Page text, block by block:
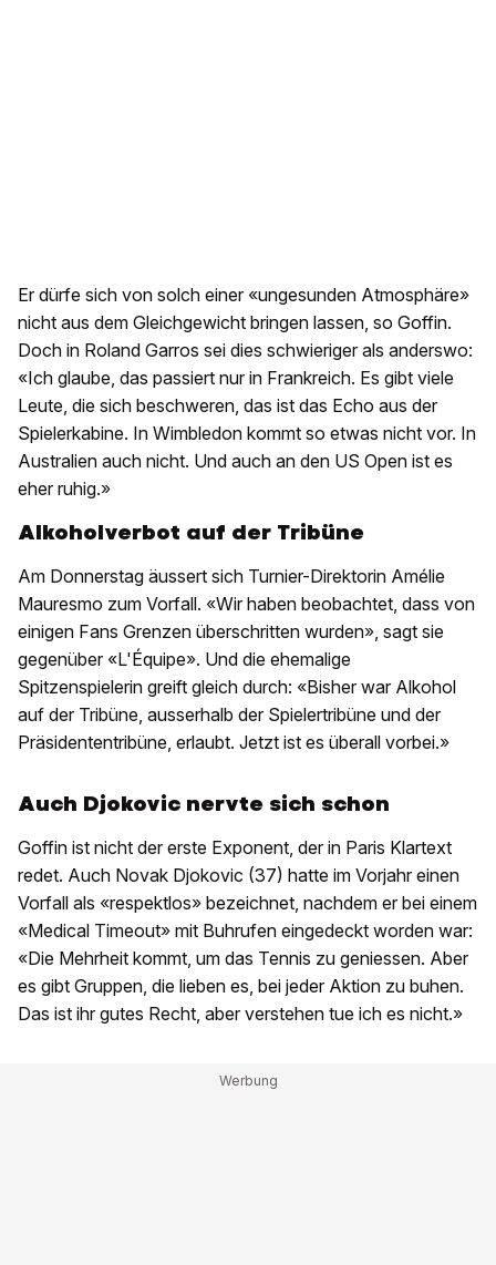
Er dürfe sich von solch einer «ungesunden Atmosphäre»
nicht aus dem Gleichgewicht bringen lassen, so Goffin.
Doch in Roland Garros sei dies schwieriger als anderswo:
«Ich glaube, das passiert nur in Frankreich. Es gibt viele
Leute, die sich beschweren, das ist das Echo aus der
Spielerkabine. In Wimbledon kommt so etwas nicht vor. In
Australien auch nicht. Und auch an den US Open ist es
eher ruhig.»
Alkoholverbot auf der Tribüne
Am Donnerstag äussert sich Turnier-Direktorin Amélie
Mauresmo zum Vorfall. «Wir haben beobachtet, dass von
einigen Fans Grenzen überschritten wurden», sagt sie
gegenüber «L'Équipe». Und die ehemalige
Spitzenspielerin greift gleich durch: «Bisher war Alkohol
auf der Tribüne, ausserhalb der Spielertribüne und der
Präsidententribüne, erlaubt. Jetzt ist es überall vorbei.»
Auch Djokovic nervte sich schon
Goffin ist nicht der erste Exponent, der in Paris Klartext
redet. Auch Novak Djokovic (37) hatte im Vorjahr einen
Vorfall als «respektlos» bezeichnet, nachdem er bei einem
«Medical Timeout» mit Buhrufen eingedeckt worden war:
«Die Mehrheit kommt, um das Tennis zu geniessen. Aber
es gibt Gruppen, die lieben es, bei jeder Aktion zu buhen.
Das ist ihr gutes Recht, aber verstehen tue ich es nicht.»